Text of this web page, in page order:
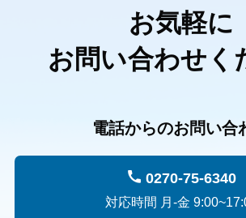
お気軽に
お問い合わせく
電話からのお問い合
0270-75-6340
対応時間 月-金